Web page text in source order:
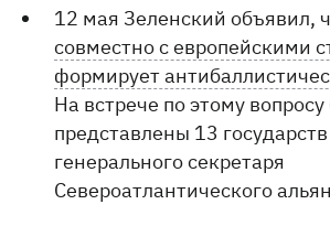
12 мая Зеленский объявил,
совместно с европейскими
формирует
На встрече по этому
представлены 13
генерального секретаря
Североатлантического